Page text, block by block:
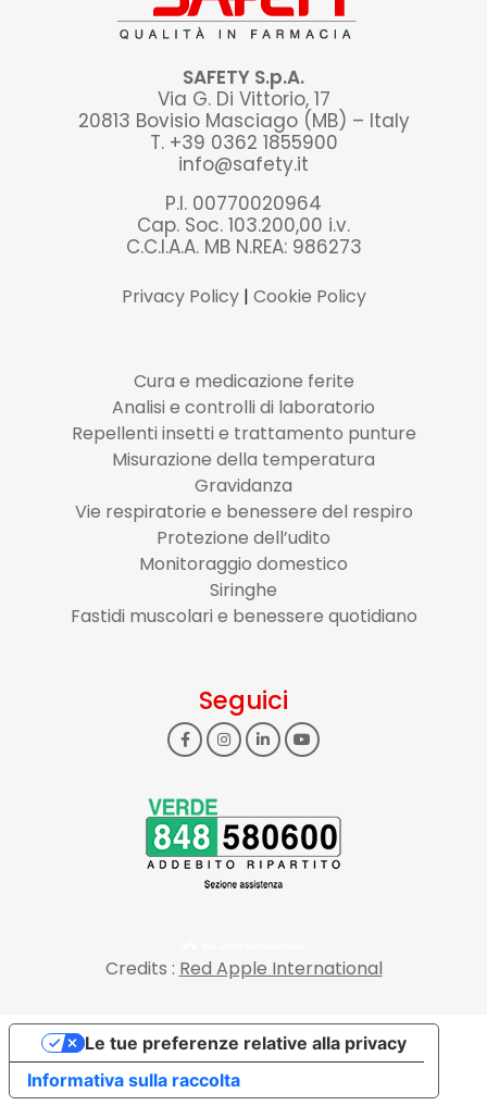
SAFETY S.p.A.
Via G. Di Vittorio, 17
20813 Bovisio Masciago (MB) – Italy
T. +39 0362 1855900
info@safety.it
P.I. 00770020964
Cap. Soc. 103.200,00 i.v.
C.C.I.A.A. MB N.REA: 986273
Privacy Policy| Cookie Policy
Cura e medicazione ferite
Analisi e controlli di laboratorio
Repellenti insetti e trattamento punture
Misurazione della temperatura
Gravidanza
Vie respiratorie e benessere del respiro
Protezione dell’udito
Monitoraggio domestico
Siringhe
Fastidi muscolari e benessere quotidiano
Seguici
Credits : Red Apple International
Informativa sulla raccolta
Le tue preferenze relative alla privacy